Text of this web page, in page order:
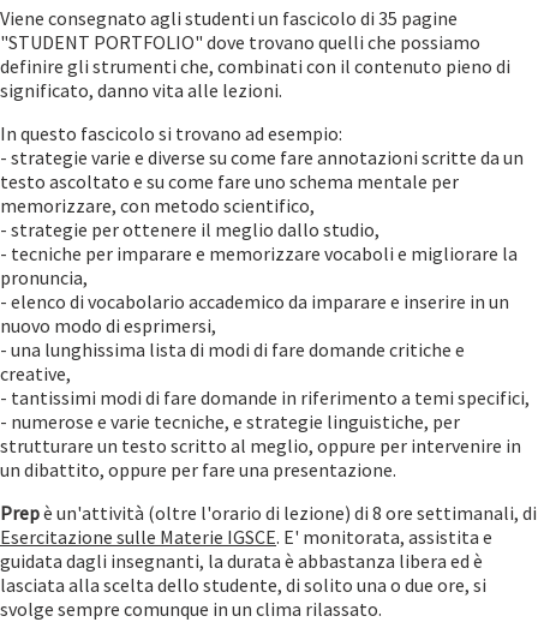
Viene consegnato agli studenti un fascicolo di 35 pagine
"STUDENT PORTFOLIO" dove trovano quelli che possiamo
definire gli strumenti che, combinati con il contenuto pieno di
significato, danno vita alle lezioni.
In questo fascicolo si trovano ad esempio:
- strategie varie e diverse su come fare annotazioni scritte da un
testo ascoltato e su come fare uno schema mentale per
memorizzare, con metodo scientifico,
- strategie per ottenere il meglio dallo studio,
- tecniche per imparare e memorizzare vocaboli e migliorare la
pronuncia,
- elenco di vocabolario accademico da imparare e inserire in un
nuovo modo di esprimersi,
- una lunghissima lista di modi di fare domande critiche e
creative,
- tantissimi modi di fare domande in riferimento a temi specifici,
- numerose e varie tecniche, e strategie linguistiche, per
strutturare un testo scritto al meglio, oppure per intervenire in
un dibattito, oppure per fare una presentazione.
Prepè un'attività (oltre l'orario di lezione) di 8 ore settimanali, di
Esercitazione sulle Materie IGSCE. E' monitorata, assistita e
guidata dagli insegnanti, la durata è abbastanza libera ed è
lasciata alla scelta dello studente, di solito una o due ore, si
svolge sempre comunque in un clima rilassato.